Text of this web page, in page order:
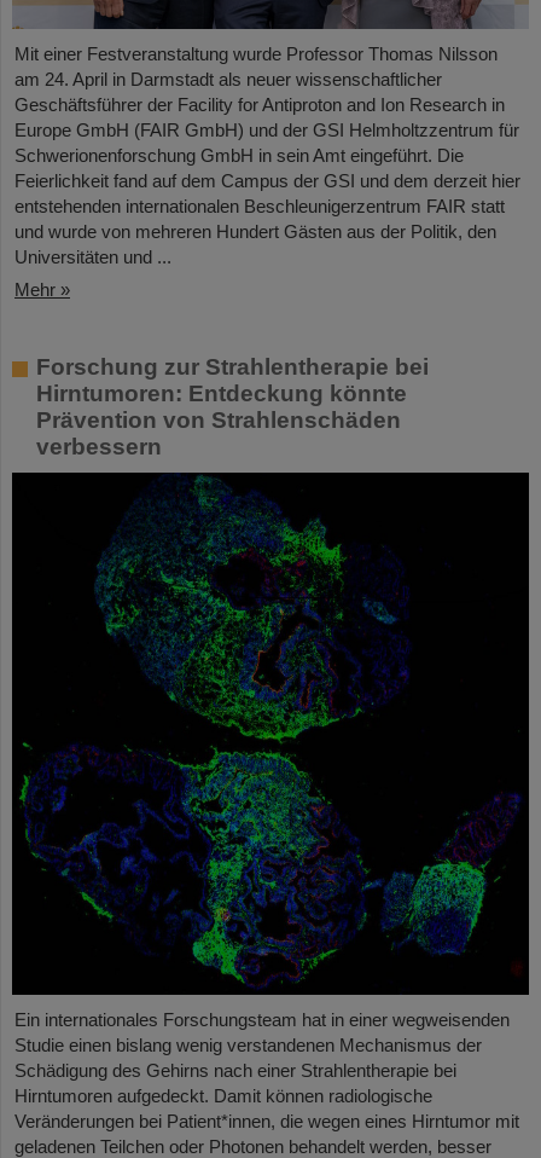
Mit einer Festveranstaltung wurde Professor Thomas Nilsson
am 24. April in Darmstadt als neuer wissenschaftlicher
Geschäftsführer der Facility for Antiproton and Ion Research in
Europe GmbH (FAIR GmbH) und der GSI Helmholtzzentrum für
Schwerionenforschung GmbH in sein Amt eingeführt. Die
Feierlichkeit fand auf dem Campus der GSI und dem derzeit hier
entstehenden internationalen Beschleunigerzentrum FAIR statt
und wurde von mehreren Hundert Gästen aus der Politik, den
Universitäten und ...
Mehr »
Forschung zur Strahlentherapie bei
Hirntumoren: Entdeckung könnte
Prävention von Strahlenschäden
verbessern
Ein internationales Forschungsteam hat in einer wegweisenden
Studie einen bislang wenig verstandenen Mechanismus der
Schädigung des Gehirns nach einer Strahlentherapie bei
Hirntumoren aufgedeckt. Damit können radiologische
Veränderungen bei Patient*innen, die wegen eines Hirntumor mit
geladenen Teilchen oder Photonen behandelt werden, besser